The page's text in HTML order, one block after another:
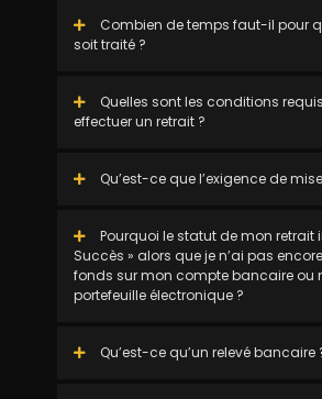
Combien de temps faut-il pour
soit traité ?
Quelles sont les conditions
effectuer un retrait ?
Qu’est-ce que l’exigence de
Pourquoi le statut de mon retrait
Succès » alors que je n’ai pas
fonds sur mon compte bancaire ou
portefeuille électronique ?
Qu’est-ce qu’un relevé bancaire